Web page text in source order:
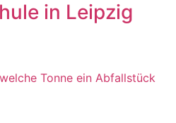
in Leipzig